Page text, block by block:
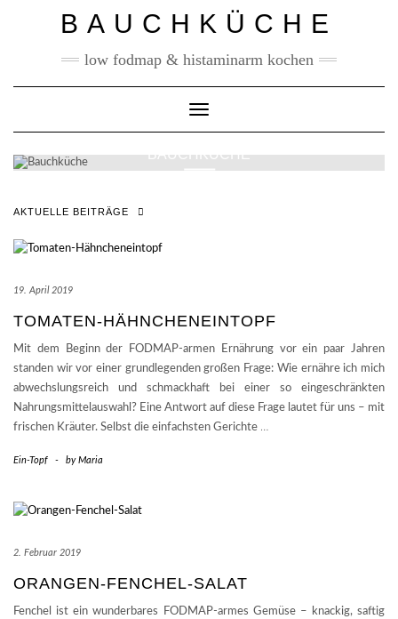
BAUCHKÜCHE
low fodmap & histaminarm kochen
Toggle Navigation
BAUCHKÜCHE
AKTUELLE BEITRÄGE
19. April 2019
TOMATEN-HÄHNCHENEINTOPF
Mit dem Beginn der FODMAP-armen Ernährung vor ein paar Jahren
standen wir vor einer grundlegenden großen Frage: Wie ernähre ich mich
abwechslungsreich und schmackhaft bei einer so eingeschränkten
Nahrungsmittelauswahl? Eine Antwort auf diese Frage lautet für uns – mit
frischen Kräuter. Selbst die einfachsten Gerichte …
Ein-Topf - byMaria
2. Februar 2019
ORANGEN-FENCHEL-SALAT
Fenchel ist ein wunderbares FODMAP-armes Gemüse – knackig, saftig